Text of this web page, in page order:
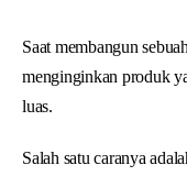
Saat membangun
menginginkan produk
luas.
Salah satu caranya